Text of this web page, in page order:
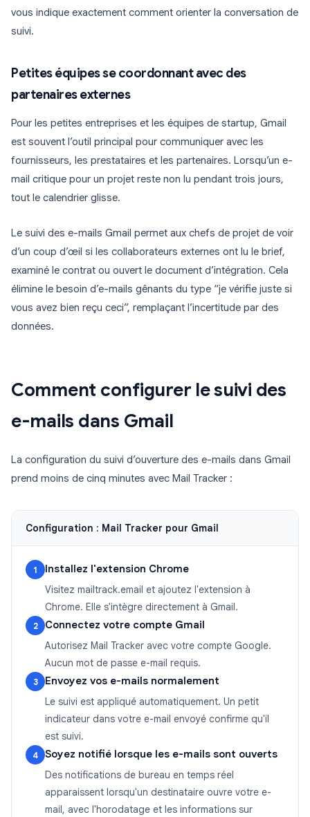
vous indique exactement comment orienter la conversation de
suivi.
Petites équipes se coordonnant avec des
partenaires externes
Pour les petites entreprises et les équipes de startup, Gmail
est souvent l’outil principal pour communiquer avec les
fournisseurs, les prestataires et les partenaires. Lorsqu’un e-
mail critique pour un projet reste non lu pendant trois jours,
tout le calendrier glisse.
Le suivi des e-mails Gmail permet aux chefs de projet de voir
d’un coup d’œil si les collaborateurs externes ont lu le brief,
examiné le contrat ou ouvert le document d’intégration. Cela
élimine le besoin d’e-mails gênants du type “je vérifie juste si
vous avez bien reçu ceci”, remplaçant l’incertitude par des
données.
Comment configurer le suivi des
e-mails dans Gmail
La configuration du suivi d’ouverture des e-mails dans Gmail
prend moins de cinq minutes avec Mail Tracker :
Configuration : Mail Tracker pour Gmail
1
Installez l'extension Chrome
Visitez mailtrack.email et ajoutez l'extension à
Chrome. Elle s'intègre directement à Gmail.
2
Connectez votre compte Gmail
Autorisez Mail Tracker avec votre compte Google.
Aucun mot de passe e-mail requis.
3
Envoyez vos e-mails normalement
Le suivi est appliqué automatiquement. Un petit
indicateur dans votre e-mail envoyé confirme qu'il
est suivi.
4
Soyez notifié lorsque les e-mails sont ouverts
Des notifications de bureau en temps réel
apparaissent lorsqu'un destinataire ouvre votre e-
mail, avec l'horodatage et les informations sur